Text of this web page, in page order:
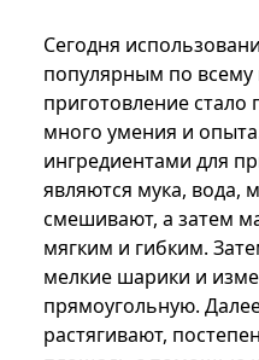
Сегодня
популярным по всему
приготовление
много умения и
ингредиентами для
являются мука, вода,
смешивают, а затем
мягким и гибким.
мелкие шарики и
прямоугольную.
растягивают,